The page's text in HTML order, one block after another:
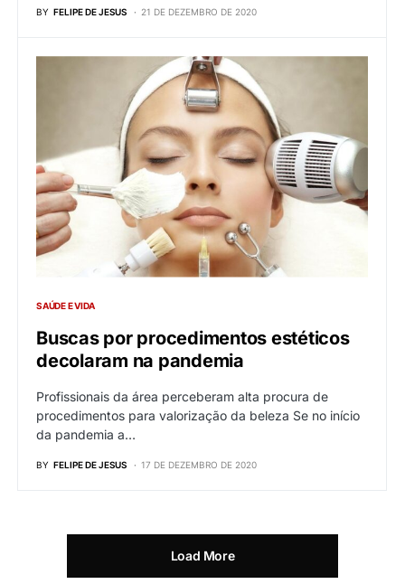
BY FELIPE DE JESUS 21 DE DEZEMBRO DE 2020
SAÚDE E VIDA
Buscas por procedimentos estéticos
decolaram na pandemia
Profissionais da área perceberam alta procura de
procedimentos para valorização da beleza Se no início
da pandemia a…
BY FELIPE DE JESUS 17 DE DEZEMBRO DE 2020
Load More